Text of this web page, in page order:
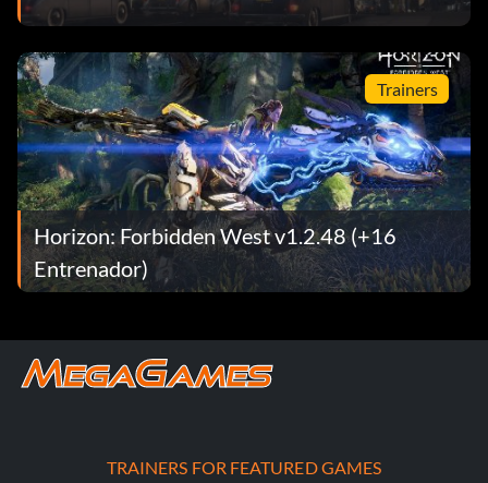
Trainers
Horizon: Forbidden West v1.2.48 (+16
Entrenador)
TRAINERS FOR FEATURED GAMES